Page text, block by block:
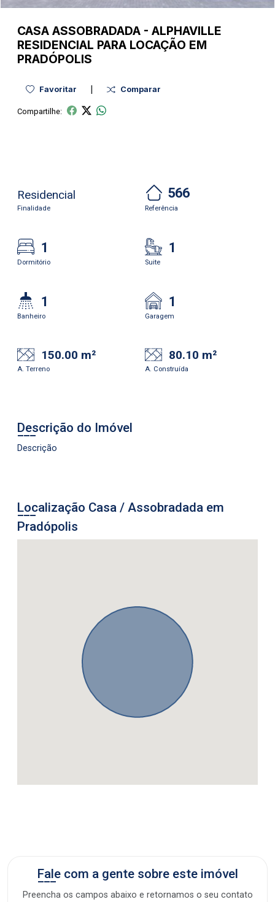
CASA ASSOBRADADA - ALPHAVILLE
RESIDENCIAL PARA LOCAÇÃO EM
PRADÓPOLIS
Favoritar | Comparar
Compartilhe:
Residencial
Finalidade
566
Referência
1
Dormitório
1
Suite
1
Banheiro
1
Garagem
150.00 m²
A. Terreno
80.10 m²
A. Construída
Descrição do Imóvel
Descrição
Localização Casa / Assobradada em
Pradópolis
Fale com a gente sobre este imóvel
Preencha os campos abaixo e retornamos o seu contato